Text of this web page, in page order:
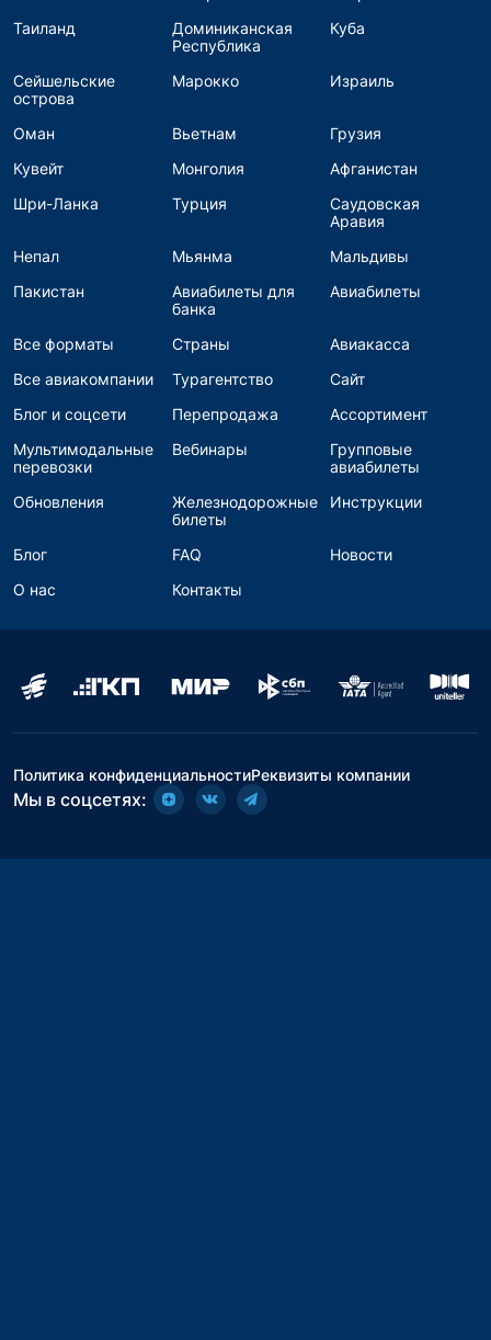
Таиланд
Доминиканская
Республика
Куба
Сейшельские
острова
Марокко Израиль
Оман Вьетнам
Грузия
Кувейт
Монголия
Афганистан
Шри-Ланка
Турция
Саудовская
Аравия
Непал
Мьянма
Мальдивы
Пакистан
Авиабилеты для
банка
Авиабилеты
Все форматы Страны
Авиакасса
Все авиакомпании
Турагентство
Сайт
Блог и соцсети
Перепродажа
Ассортимент
Мультимодальные
перевозки
Вебинары
Групповые
авиабилеты
Обновления
Железнодорожные
билеты
Инструкции
Блог FAQ
Новости
О нас
Контакты
Политика конфиденциальностиРеквизиты компании
Мы в соцсетях: